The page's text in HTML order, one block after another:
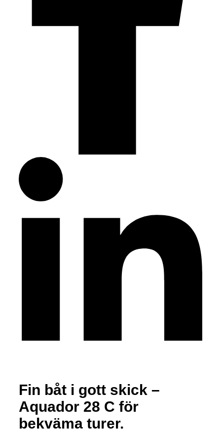
Fin båt i gott skick –
Aquador 28 C för
bekväma turer.